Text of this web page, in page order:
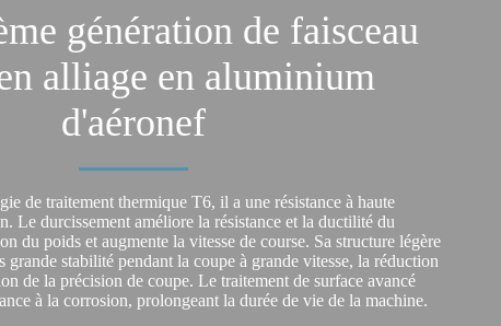
génération de faisceau
alliage en aluminium
d'aéronef
de traitement thermique T6, il a une résistance à haute
Le durcissement améliore la résistance et la ductilité du
du poids et augmente la vitesse de course. Sa structure légère
grande stabilité pendant la coupe à grande vitesse, la réduction
de la précision de coupe. Le traitement de surface avancé
à la corrosion, prolongeant la durée de vie de la machine.